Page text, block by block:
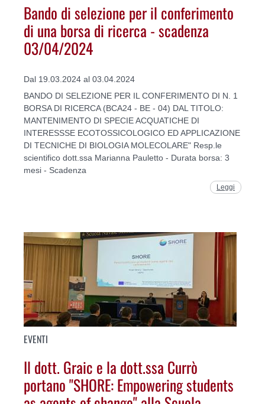
Bando di selezione per il conferimento
di una borsa di ricerca - scadenza
03/04/2024
Dal 19.03.2024 al 03.04.2024
BANDO DI SELEZIONE PER IL CONFERIMENTO DI N. 1
BORSA DI RICERCA (BCA24 - BE - 04) DAL TITOLO:
MANTENIMENTO DI SPECIE ACQUATICHE DI
INTERESSSE ECOTOSSICOLOGICO ED APPLICAZIONE
DI TECNICHE DI BIOLOGIA MOLECOLARE" Resp.le
scientifico dott.ssa Marianna Pauletto - Durata borsa: 3
mesi - Scadenza
Leggi
EVENTI
Il dott. Graic e la dott.ssa Currò
portano "SHORE: Empowering students